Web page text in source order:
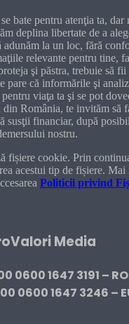
bate pentru atenţia ta,
deplina libertate de a
adunăm la un loc, fără
relevante pentru tine,
şi păstra, trebuie să
pare că informările şi
viaţa ta şi se pot
din România, te invităm să
susţii financiar, după
nostru.
fișiere cookie. Prin
acestui tip de fișiere.
Politicii privind
Media
0600 1647 3191 –
0600 1647 3246 –